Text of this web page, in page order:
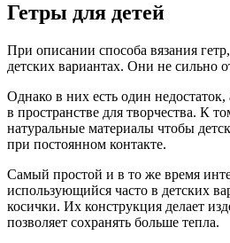
Гетры для детей
При описании способа вязания
детских вариантах. Они не сильно
Однако в них есть один
в пространстве для творчества. К
натуральные материалы чтобы
при постоянном контакте.
Самый простой и в то же время
использующийся часто в детских
косички. Их конструкция делает
позволяет сохранять больше тепла.